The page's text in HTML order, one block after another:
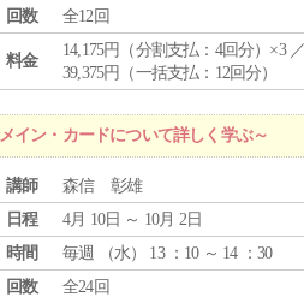
回数
全12回
料金
14,175円（分割支払：4回分）×3
39,375円（一括支払：12回分）
イン・カードについて詳しく学ぶ～
講師
森信 彰雄
日程
4月 10日 ～ 10月 2日
時間
毎週 （水） 13 ：10 ～ 14 ：30
回数
全24回